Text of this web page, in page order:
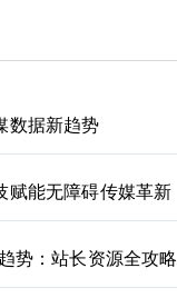
数据新趋势
赋能无障碍传媒革新
势：站长资源全攻略